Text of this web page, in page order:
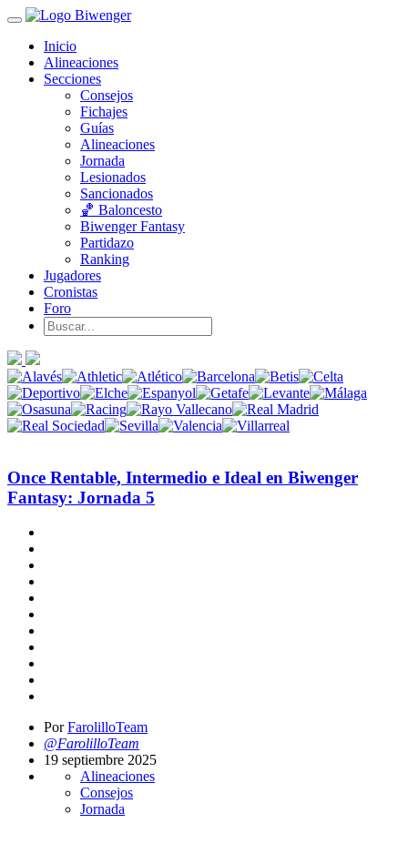
Inicio
Alineaciones
Secciones
Consejos
Fichajes
Guías
Alineaciones
Jornada
Lesionados
Sancionados
🏀 Baloncesto
Biwenger Fantasy
Partidazo
Ranking
Jugadores
Cronistas
Foro
Once Rentable, Intermedio e Ideal en Biwenger
Fantasy: Jornada 5
PorFarolilloTeam
@FarolilloTeam
19 septiembre 2025
Alineaciones
Consejos
Jornada